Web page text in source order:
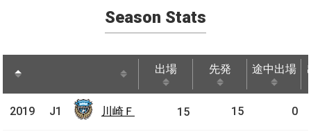
Season Stats
出場 先発 途中出場
2019 J1
川崎
Ｆ
15 15 0
2019 J1 川崎Ｆ